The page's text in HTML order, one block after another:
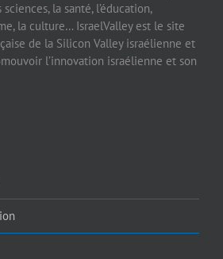
la santé, l’éducation,
la culture… IsraelValley est le site
de la Silicon Valley israélienne et
l’innovation israélienne et son